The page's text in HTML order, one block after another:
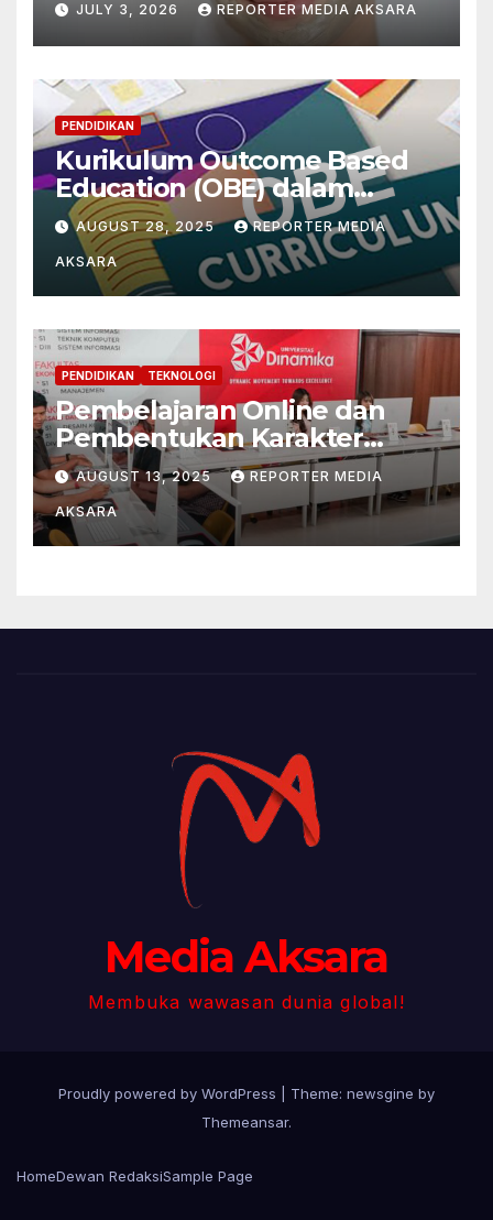
JULY 3, 2026 REPORTER MEDIA AKSARA
PENDIDIKAN
Kurikulum Outcome Based
Education (OBE) dalam
Mengintegrasikan
Paradigma Filsafat
Pendidikan Konstruktivistik
dan Pragmatis
AUGUST 28, 2025 REPORTER MEDIA
AKSARA
PENDIDIKAN TEKNOLOGI
Pembelajaran Online dan
Pembentukan Karakter
Mahasiswa di Tengah Era
Digital
AUGUST 13, 2025 REPORTER MEDIA
AKSARA
Media Aksara
Membuka wawasan dunia global!
Proudly powered by WordPress
Theme: newsgine by
Themeansar.
HomeDewan RedaksiSample Page